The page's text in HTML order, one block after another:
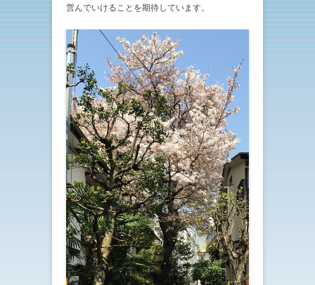
営んでいけることを期待しています。